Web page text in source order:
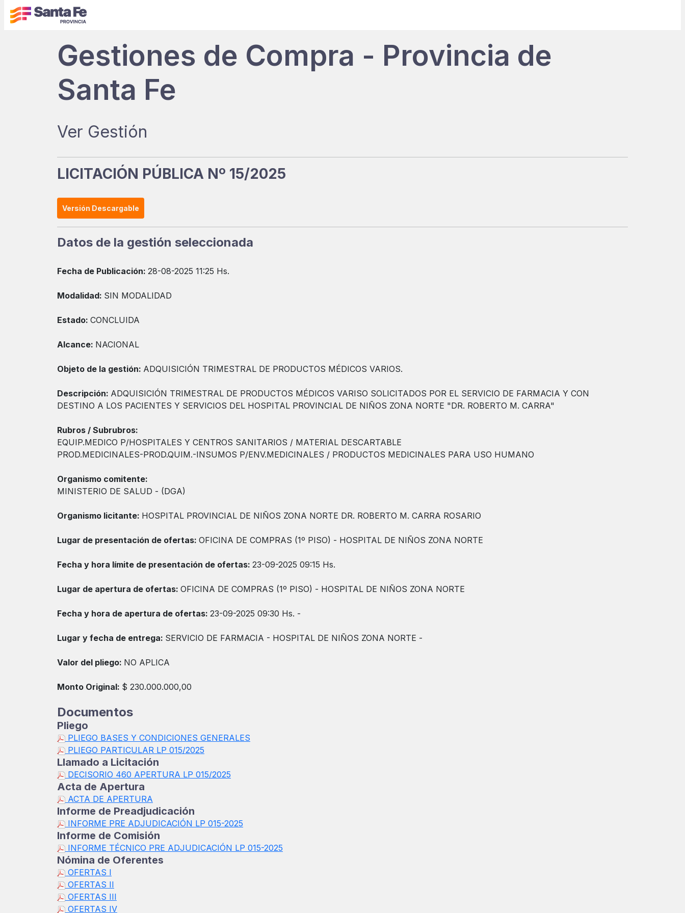
Gestiones de Compra - Provincia de
Santa Fe
Ver Gestión
LICITACIÓN PÚBLICA Nº 15/2025
Versión Descargable
Datos de la gestión seleccionada
Fecha de Publicación: 28-08-2025 11:25 Hs.
Modalidad: SIN MODALIDAD
Estado: CONCLUIDA
Alcance: NACIONAL
Objeto de la gestión: ADQUISICIÓN TRIMESTRAL DE PRODUCTOS MÉDICOS VARIOS.
Descripción: ADQUISICIÓN TRIMESTRAL DE PRODUCTOS MÉDICOS VARISO SOLICITADOS POR EL SERVICIO DE FARMACIA Y CON
DESTINO A LOS PACIENTES Y SERVICIOS DEL HOSPITAL PROVINCIAL DE NIÑOS ZONA NORTE "DR. ROBERTO M. CARRA"
Rubros / Subrubros:
EQUIP.MEDICO P/HOSPITALES Y CENTROS SANITARIOS / MATERIAL DESCARTABLE
PROD.MEDICINALES-PROD.QUIM.-INSUMOS P/ENV.MEDICINALES / PRODUCTOS MEDICINALES PARA USO HUMANO
Organismo comitente:
MINISTERIO DE SALUD - (DGA)
Organismo licitante: HOSPITAL PROVINCIAL DE NIÑOS ZONA NORTE DR. ROBERTO M. CARRA ROSARIO
Lugar de presentación de ofertas: OFICINA DE COMPRAS (1º PISO) - HOSPITAL DE NIÑOS ZONA NORTE
Fecha y hora límite de presentación de ofertas: 23-09-2025 09:15 Hs.
Lugar de apertura de ofertas: OFICINA DE COMPRAS (1º PISO) - HOSPITAL DE NIÑOS ZONA NORTE
Fecha y hora de apertura de ofertas: 23-09-2025 09:30 Hs. -
Lugar y fecha de entrega: SERVICIO DE FARMACIA - HOSPITAL DE NIÑOS ZONA NORTE -
Valor del pliego: NO APLICA
Monto Original: $ 230.000.000,00
Documentos
Pliego
PLIEGO BASES Y CONDICIONES GENERALES
PLIEGO PARTICULAR LP 015/2025
Llamado a Licitación
DECISORIO 460 APERTURA LP 015/2025
Acta de Apertura
ACTA DE APERTURA
Informe de Preadjudicación
INFORME PRE ADJUDICACIÓN LP 015-2025
Informe de Comisión
INFORME TÉCNICO PRE ADJUDICACIÓN LP 015-2025
Nómina de Oferentes
OFERTAS I
OFERTAS II
OFERTAS III
OFERTAS IV